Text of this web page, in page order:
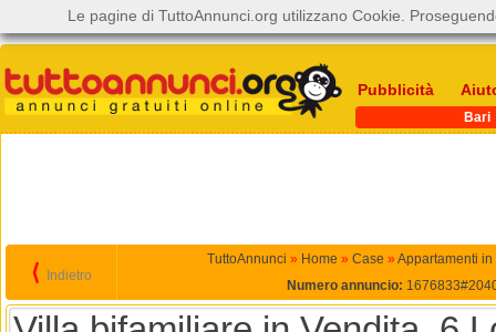
Pubblicità
Bari
⟨ Indietro
TuttoAnnunci » Home » Case » Appartamenti in
Numero annuncio:
Le pagine di TuttoAnnunci.org utilizzano Cookie.